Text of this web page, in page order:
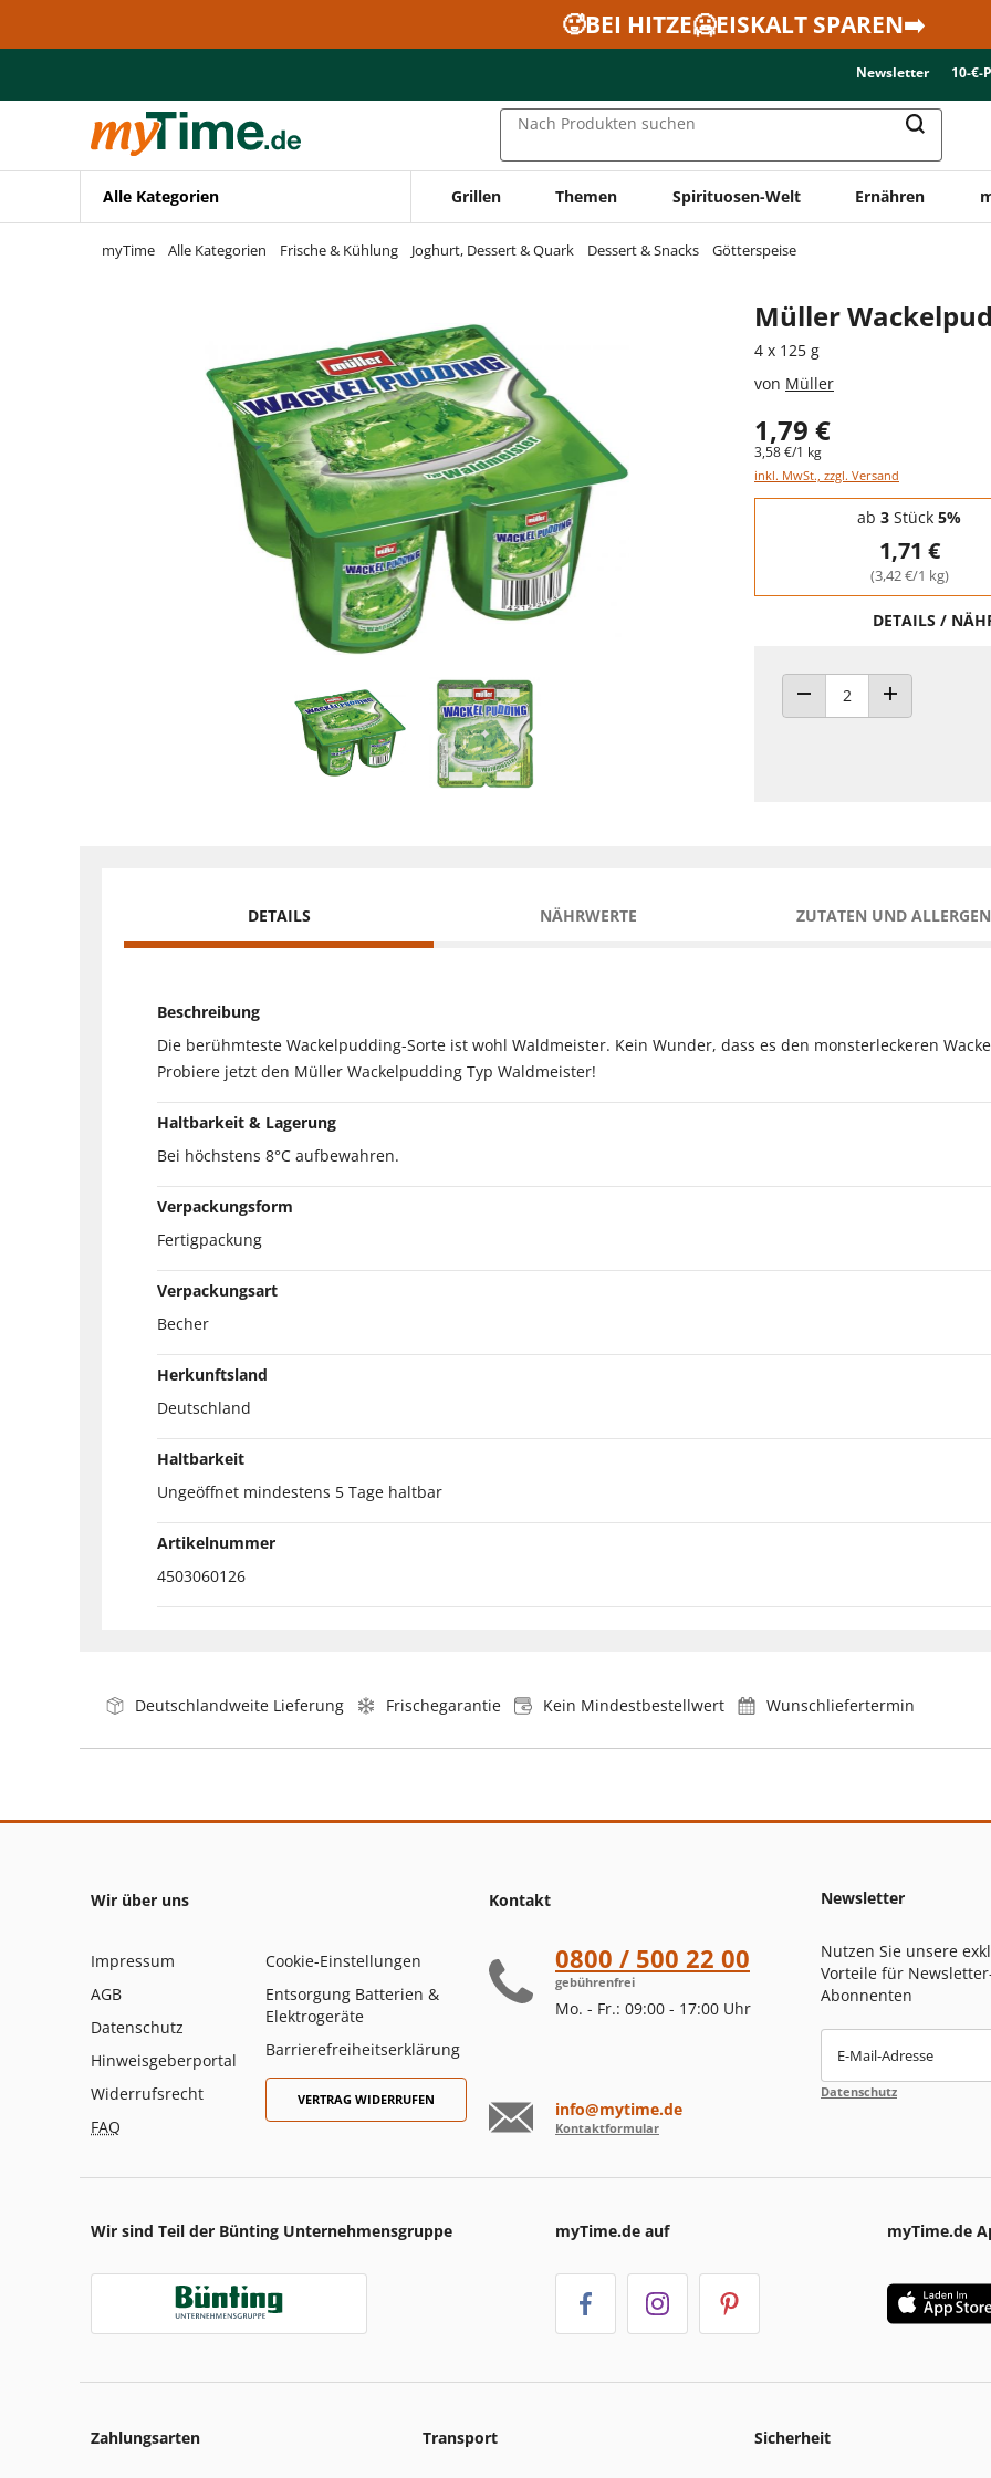
Zur Navigation springen
🥵BEI HITZE🥶EISKALT SPAREN➡️
Newsletter 10-€-
Nach Produkten suchen
Alle Kategorien Grillen Themen Spirituosen-Welt Ernähren
myTime Alle Kategorien Frische & Kühlung Joghurt, Dessert & Quark Dessert & Snacks Götterspeise
Müller
4 x 125 g
von Müller
1,79 €
3,58 €/1 kg
inkl. MwSt., zzgl. Versand
Staffelpreise - Mengenrabatt
ab 3 Stück 5%
1,71 €
(3,42 €/1 kg)
DETAILS /
ANZAHL VERRINGERNANZAHL ERHÖHEN
DETAILS NÄHRWERTE ZUTATEN UND
Beschreibung
Die berühmteste Wackelpudding-Sorte ist wohl Waldmeister. Kein Wunder, dass es den monsterleckeren
Probiere jetzt den Müller Wackelpudding Typ Waldmeister!
Haltbarkeit & Lagerung
Bei höchstens 8°C aufbewahren.
Verpackungsform
Fertigpackung
Verpackungsart
Becher
Herkunftsland
Deutschland
Haltbarkeit
Ungeöffnet mindestens 5 Tage haltbar
Artikelnummer
4503060126
Deutschlandweite Lieferung Frischegarantie Kein Mindestbestellwert Wunschliefertermin
Wir über uns
Impressum
AGB
Datenschutz
Hinweisgeberportal
Widerrufsrecht
FAQ
Cookie-Einstellungen
Entsorgung Batterien &
Elektrogeräte
Barrierefreiheitserklärung
VERTRAG WIDERRUFEN
Kontakt
0800 / 500 22 00
gebührenfrei
Mo. - Fr.: 09:00 - 17:00 Uhr
info@mytime.de
Kontaktformular
Newsletter
Nutzen Sie unsere
Vorteile für
Abonnenten
E-Mail-Adresse
Datenschutz
Wir sind Teil der Bünting Unternehmensgruppe myTime.de auf myTime.de
Zahlungsarten Transport Sicherheit